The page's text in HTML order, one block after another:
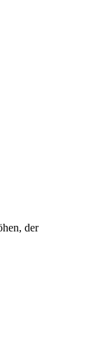
der